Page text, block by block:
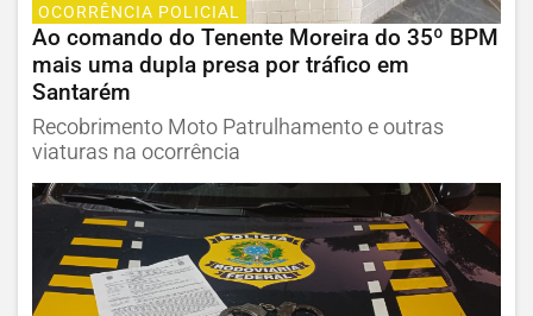
OCORRÊNCIA POLICIAL
Ao comando do Tenente Moreira do 35º BPM
mais uma dupla presa por tráfico em
Santarém
Recobrimento Moto Patrulhamento e outras
viaturas na ocorrência